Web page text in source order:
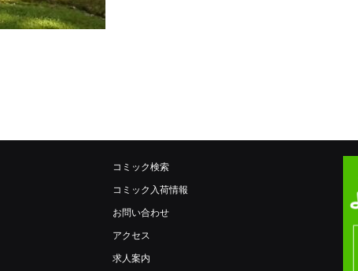
コミック検索
コミック入荷情報
お問い合わせ
アクセス
求人案内